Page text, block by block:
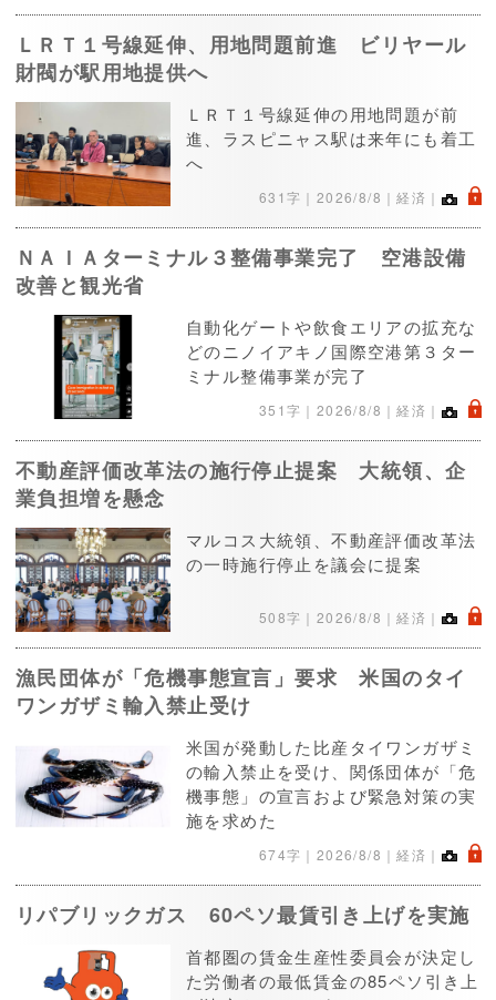
ＬＲＴ１号線延伸、用地問題前進 ビリヤール
財閥が駅用地提供へ
ＬＲＴ１号線延伸の用地問題が前
進、ラスピニャス駅は来年にも着工
へ
631字｜ 2026/8/8 ｜経済｜ .
ＮＡＩＡターミナル３整備事業完了 空港設備
改善と観光省
自動化ゲートや飲食エリアの拡充な
どのニノイアキノ国際空港第３ター
ミナル整備事業が完了
351字｜ 2026/8/8 ｜経済｜ .
不動産評価改革法の施行停止提案 大統領、企
業負担増を懸念
マルコス大統領、不動産評価改革法
の一時施行停止を議会に提案
508字｜ 2026/8/8 ｜経済｜ .
漁民団体が「危機事態宣言」要求 米国のタイ
ワンガザミ輸入禁止受け
米国が発動した比産タイワンガザミ
の輸入禁止を受け、関係団体が「危
機事態」の宣言および緊急対策の実
施を求めた
674字｜ 2026/8/8 ｜経済｜ .
リパブリックガス 60ペソ最賃引き上げを実施
首都圏の賃金生産性委員会が決定し
た労働者の最低賃金の85ペソ引き上